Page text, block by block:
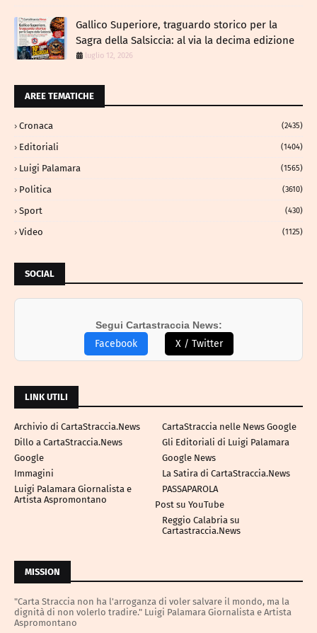
Gallico Superiore, traguardo storico per la
Sagra della Salsiccia: al via la decima edizione
luglio 12, 2026
AREE TEMATICHE
Cronaca (2435)
Editoriali (1404)
Luigi Palamara (1565)
Politica (3610)
Sport (430)
Video (1125)
SOCIAL
Segui Cartastraccia News:
Facebook X / Twitter
LINK UTILI
Archivio di CartaStraccia.News
CartaStraccia nelle News Google
Dillo a CartaStraccia.News
Gli Editoriali di Luigi Palamara
Google
Google News
Immagini
La Satira di CartaStraccia.News
Luigi Palamara Giornalista e
Artista Aspromontano
PASSAPAROLA
Post su YouTube
Reggio Calabria su
Cartastraccia.News
MISSION
"Carta Straccia non ha l'arroganza di voler salvare il mondo, ma la
dignità di non volerlo tradire." Luigi Palamara Giornalista e Artista
Aspromontano